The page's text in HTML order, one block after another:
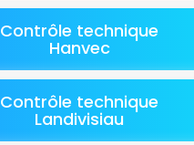
Contrôle technique
Hanvec
Contrôle technique
Landivisiau